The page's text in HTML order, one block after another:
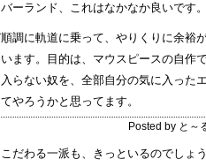
ーランド、これはなかなか良いです
調に軌道に乗って、やりくりに余裕
ます。目的は、マウスピースの自作
らない奴を、全部自分の気に入った
やろうかと思ってます。
Posted by と～
だわる一派も、きっといるのでしょ